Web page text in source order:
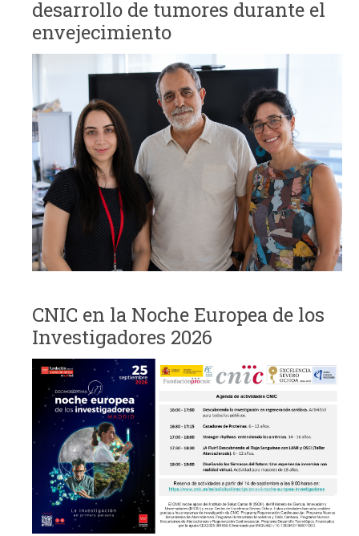
desarrollo de tumores durante el
envejecimiento
CNIC en la Noche Europea de los
Investigadores 2026